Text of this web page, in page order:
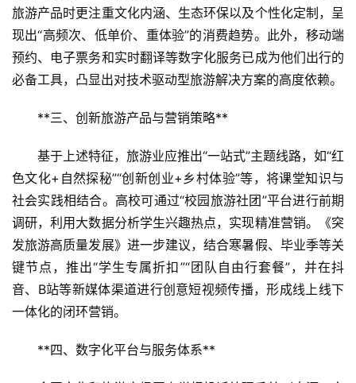
旅游产品时更注重文化内涵、生态环保以及个性化定制，呈
现出“高频次、低单价、重体验”的消费趋势。此外，移动端
预约、电子票务和实时翻译等数字化服务已成为他们出行的
必备工具，凸显出对技术驱动型旅游解决方案的高度依赖。
**三、创新旅游产品与营销策略**
基于上述特征，旅游业应推出“一站式”主题线路，如“红
色文化+自然探秘”“创新创业+乡村体验”等，将课堂知识与
社会实践相结合。高校可通过“校园旅游社团”平台进行前期
调研，利用大数据分析学生兴趣热点，实现精准营销。《突
发旅游高质量发展》进一步建议，结合寒暑假、毕业季等关
键节点，推出“学生专属折扣”“团队自由行套餐”，并在抖
音、B站等新媒体渠道进行创意短视频传播，形成线上线下
一体化的闭环营销。
**四、数字化平台与服务体系**